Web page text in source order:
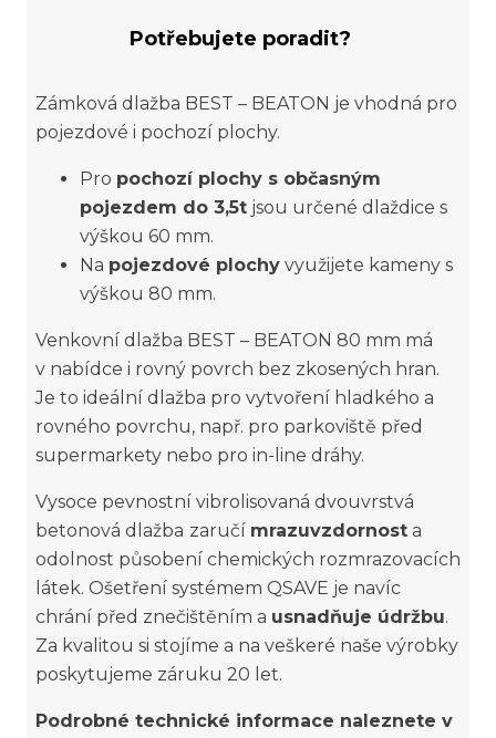
Potřebujete poradit?
Zámková dlažba BEST – BEATON je vhodná pro
pojezdové i pochozí plochy.
Pro pochozí plochy s občasným
pojezdem do 3,5t jsou určené dlaždice s
výškou 60 mm.
Na pojezdové plochy využijete kameny s
výškou 80 mm.
Venkovní dlažba BEST – BEATON 80 mm má
v nabídce i rovný povrch bez zkosených hran.
Je to ideální dlažba pro vytvoření hladkého a
rovného povrchu, např. pro parkoviště před
supermarkety nebo pro in-line dráhy.
Vysoce pevnostní vibrolisovaná dvouvrstvá
betonová dlažba zaručí mrazuvzdornost a
odolnost působení chemických rozmrazovacích
látek. Ošetření systémem QSAVE je navíc
chrání před znečištěním a usnadňuje údržbu.
Za kvalitou si stojíme a na veškeré naše výrobky
poskytujeme záruku 20 let.
Podrobné technické informace naleznete v